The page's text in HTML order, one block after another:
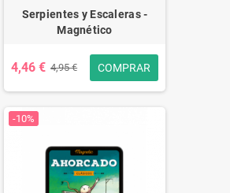
Serpientes y Escaleras -
Magnético
4,46 € 4,95 € COMPRAR
-10%